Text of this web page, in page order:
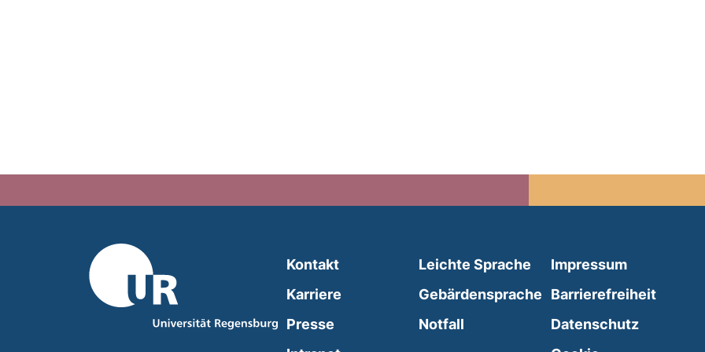
Kontakt
Karriere
Presse
Leichte Sprache (external link, opens in a
Gebärdensprache (external link, opens in
Notfall (external link, opens in a new
Impressum
Barrierefreiheit
Datenschutz